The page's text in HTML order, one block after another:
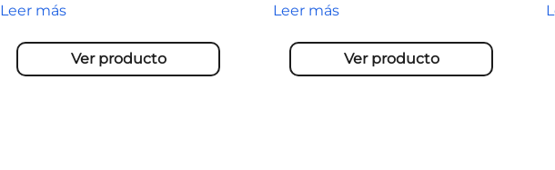
Leer más
Ver producto
Leer más
Ver producto